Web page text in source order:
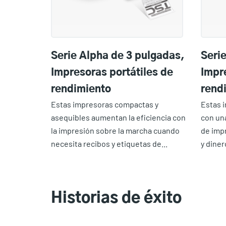
Serie Alpha de 3 pulgadas,
Impresoras portátiles de
rendimiento
Estas impresoras compactas y
asequibles aumentan la eficiencia con
la impresión sobre la marcha cuando
necesita recibos y etiquetas de...
Estas
con
de
y
Historias de éxito